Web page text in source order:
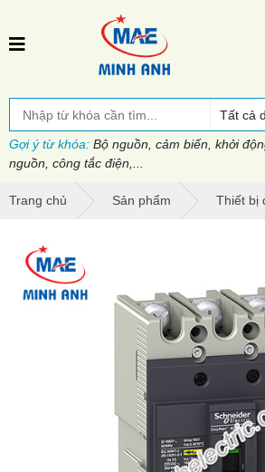
Tất cả
Gợi ý từ khóa: Bộ nguồn, cảm biến, khởi
nguồn, công tắc điện,...
Trang chủ Sản phẩm Thiết bị